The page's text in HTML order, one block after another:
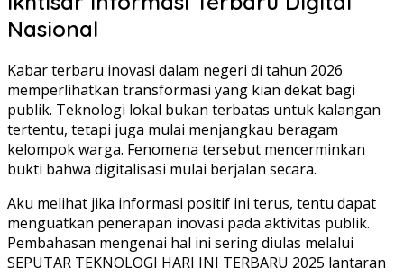
Nasional
Kabar terbaru inovasi dalam negeri di tahun 2026
memperlihatkan transformasi yang kian dekat bagi
publik. Teknologi lokal bukan terbatas untuk kalangan
tertentu, tetapi juga mulai menjangkau beragam
kelompok warga. Fenomena tersebut mencerminkan
bukti bahwa digitalisasi mulai berjalan secara.
Aku melihat jika informasi positif ini terus, tentu dapat
menguatkan penerapan inovasi pada aktivitas publik.
Pembahasan mengenai hal ini sering diulas melalui
SEPUTAR TEKNOLOGI HARI INI TERBARU 2025 lantaran